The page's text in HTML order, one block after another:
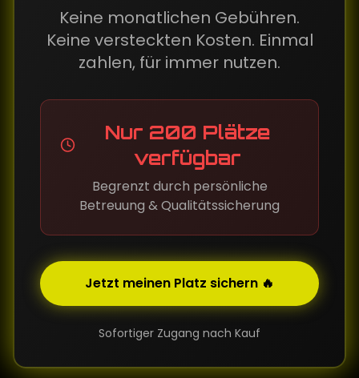
Keine monatlichen Gebühren.
Keine versteckten Kosten. Einmal
zahlen, für immer nutzen.
Nur 200 Plätze
verfügbar
Begrenzt durch persönliche
Betreuung & Qualitätssicherung
Jetzt meinen Platz sichern 🔥
Sofortiger Zugang nach Kauf